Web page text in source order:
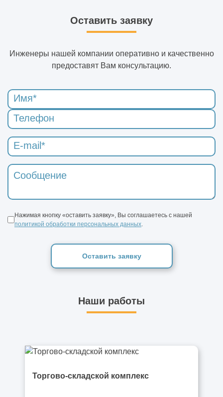
Оставить заявку
Инженеры нашей компании оперативно и качественно
предоставят Вам консультацию.
Нажимая кнопку «оставить заявку», Вы соглашаетесь с нашей
политикой обработки персональных данных
Оставить заявку
Наши работы
Торгово-складской комплекс